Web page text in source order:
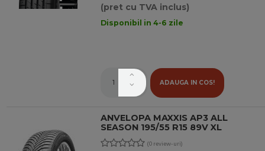
(pret cu TVA inclus)
Disponibil in 4-6 zile
ADAUGA IN COS!
ANVELOPA MAXXIS AP3 ALL
SEASON 195/55 R15 89V XL
(0 review-uri)